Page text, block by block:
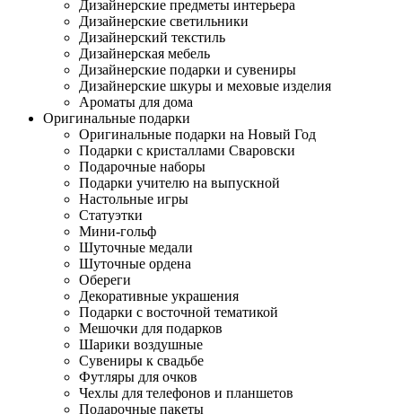
Дизайнерские предметы интерьера
Дизайнерские светильники
Дизайнерский текстиль
Дизайнерская мебель
Дизайнерские подарки и сувениры
Дизайнерские шкуры и меховые изделия
Ароматы для дома
Оригинальные подарки
Оригинальные подарки на Новый Год
Подарки с кристаллами Сваровски
Подарочные наборы
Подарки учителю на выпускной
Настольные игры
Статуэтки
Мини-гольф
Шуточные медали
Шуточные ордена
Обереги
Декоративные украшения
Подарки с восточной тематикой
Мешочки для подарков
Шарики воздушные
Сувениры к свадьбе
Футляры для очков
Чехлы для телефонов и планшетов
Подарочные пакеты